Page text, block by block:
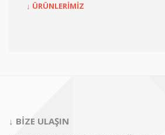
↓ ÜRÜNLERİMİZ
↓ BİZE ULAŞIN